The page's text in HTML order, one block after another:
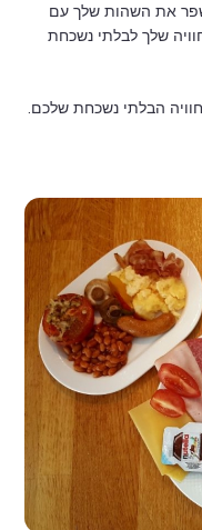
את השהות שלך עם
שלך לבלתי נשכחת